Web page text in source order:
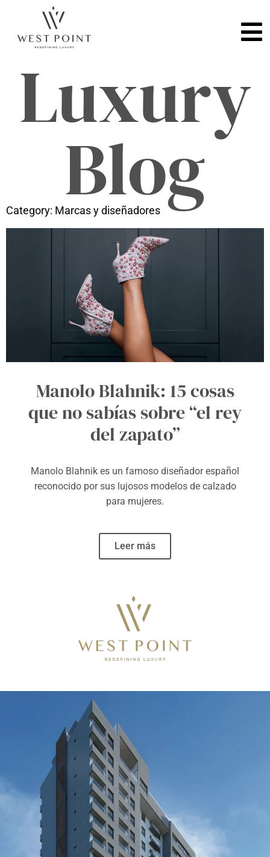
Luxury
Blog
Category: Marcas y diseñadores
Manolo Blahnik: 15 cosas
que no sabías sobre “el rey
del zapato”
Manolo Blahnik es un famoso diseñador español
reconocido por sus lujosos modelos de calzado
para mujeres.
Leer más